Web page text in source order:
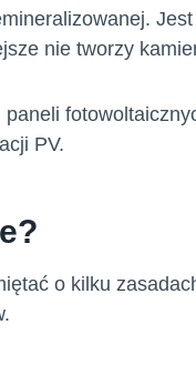
nie tworzy
PV.
o kilku